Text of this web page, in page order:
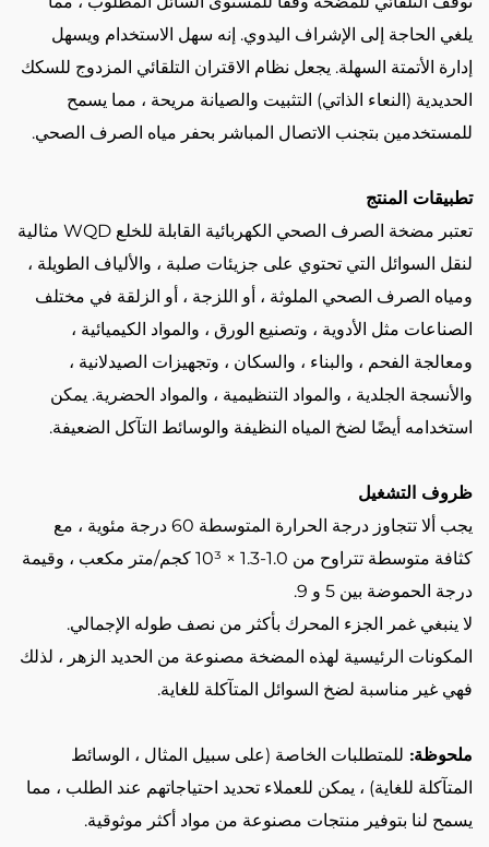
يلغي الحاجة إلى الإشراف اليدوي. إنه سهل الاستخدام ويسهل
إدارة الأتمتة السهلة. يجعل نظام الاقتران التلقائي المزدوج للسكك
الحديدية (النعاء الذاتي) التثبيت والصيانة مريحة ، مما يسمح
للمستخدمين بتجنب الاتصال المباشر بحفر مياه الصرف الصحي.
تطبيقات المنتج
تعتبر مضخة الصرف الصحي الكهربائية القابلة للخلع WQD مثالية
لنقل السوائل التي تحتوي على جزيئات صلبة ، والألياف الطويلة ،
ومياه الصرف الصحي الملوثة ، أو اللزجة ، أو الزلقة في مختلف
الصناعات مثل الأدوية ، وتصنيع الورق ، والمواد الكيميائية ،
ومعالجة الفحم ، والبناء ، والسكان ، وتجهيزات الصيدلانية ،
والأنسجة الجلدية ، والمواد التنظيمية ، والمواد الحضرية. يمكن
استخدامه أيضًا لضخ المياه النظيفة والوسائط التآكل الضعيفة.
ظروف التشغيل
يجب ألا تتجاوز درجة الحرارة المتوسطة 60 درجة مئوية ، مع
كثافة متوسطة تتراوح من 1.0-1.3 × 10³ كجم/متر مكعب ، وقيمة
درجة الحموضة بين 5 و 9.
لا ينبغي غمر الجزء المحرك بأكثر من نصف طوله الإجمالي.
المكونات الرئيسية لهذه المضخة مصنوعة من الحديد الزهر ، لذلك
فهي غير مناسبة لضخ السوائل المتآكلة للغاية.
ملحوظة: للمتطلبات الخاصة (على سبيل المثال ، الوسائط
المتآكلة للغاية) ، يمكن للعملاء تحديد احتياجاتهم عند الطلب ، مما
يسمح لنا بتوفير منتجات مصنوعة من مواد أكثر موثوقية.